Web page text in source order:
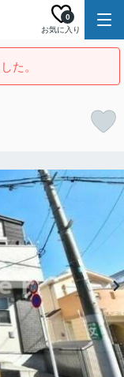
お気に入り
0
た。